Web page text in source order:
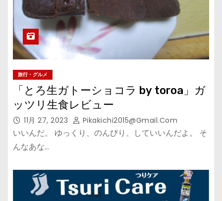
旅行・グルメ
「とろ生ガトーショコラ by toroa」ガ
ッツリ生食レビュー
11月 27, 2023 Pikakichi2015@gmail.com
いいんだ。 ゆっくり、のんびり、していいんだよ。 そ
んなあな…